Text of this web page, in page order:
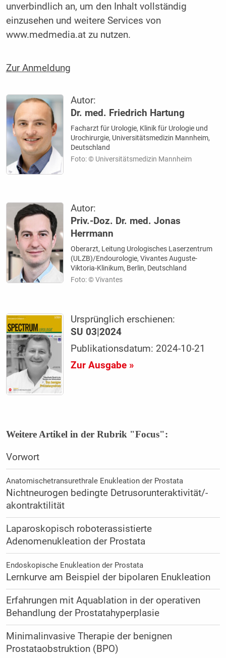
unverbindlich an, um den Inhalt vollständig
einzusehen und weitere Services von
www.medmedia.at zu nutzen.
Zur Anmeldung
Autor:
Dr. med. Friedrich Hartung
Facharzt für Urologie, Klinik für Urologie und
Urochirurgie, Universitätsmedizin Mannheim,
Deutschland
Foto: © Universitätsmedizin Mannheim
Autor:
Priv.-Doz. Dr. med. Jonas
Herrmann
Oberarzt, Leitung Urologisches Laserzentrum
(ULZB)/Endourologie, Vivantes Auguste-
Viktoria-Klinikum, Berlin, Deutschland
Foto: © Vivantes
Ursprünglich erschienen:
SU 03|2024
Publikationsdatum: 2024-10-21
Zur Ausgabe »
Weitere Artikel in der Rubrik "Focus":
Vorwort
Anatomischetransurethrale Enukleation der Prostata
Nichtneurogen bedingte Detrusorunteraktivität/-
akontraktilität
Laparoskopisch roboterassistierte
Adenomenukleation der Prostata
Endoskopische Enukleation der Prostata
Lernkurve am Beispiel der bipolaren Enukleation
Erfahrungen mit Aquablation in der operativen
Behandlung der Prostatahyperplasie
Minimalinvasive Therapie der benignen
Prostataobstruktion (BPO)